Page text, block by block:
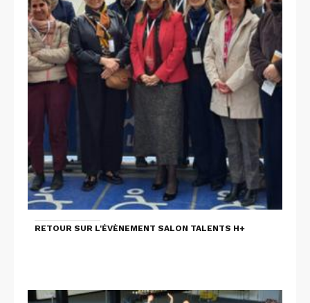
RETOUR SUR L'ÉVÈNEMENT SALON TALENTS H+